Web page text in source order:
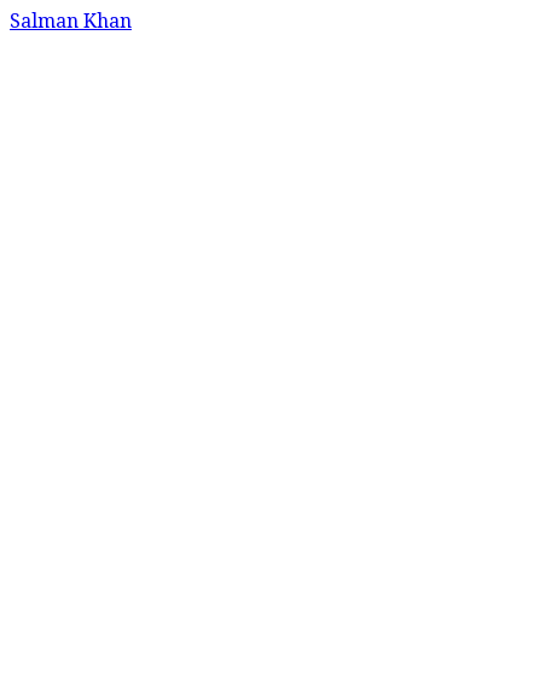
Salman Khan